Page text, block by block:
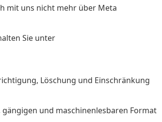
mit uns nicht mehr über Meta
Sie unter
Löschung und Einschränkung
und maschinenlesbaren Format